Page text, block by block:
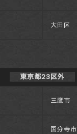
大田区
東京都23区外
三鷹市
国分寺市